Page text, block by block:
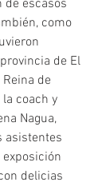
de escasos
como
de El
de
la coach y
Nagua,
asistentes
delicias